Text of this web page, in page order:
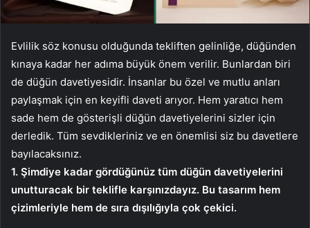
Evlilik söz konusu olduğunda tekliften gelinliğe, düğünden
kınaya kadar her adıma büyük önem verilir. Bunlardan biri
de düğün davetiyesidir. İnsanlar bu özel ve mutlu anları
paylaşmak için en keyifli daveti arıyor. Hem yaratıcı hem
sade hem de gösterişli düğün davetiyelerini sizler için
derledik. Tüm sevdikleriniz ve en önemlisi siz bu davetlere
bayılacaksınız.
1. Şimdiye kadar gördüğünüz tüm düğün davetiyelerini
unutturacak bir teklifle karşınızdayız. Bu tasarım hem
çizimleriyle hem de sıra dışılığıyla çok çekici.